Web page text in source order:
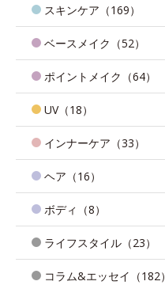
スキンケア（169）
ベースメイク（52）
ポイントメイク（64）
UV（18）
インナーケア（33）
ヘア（16）
ボディ（8）
ライフスタイル（23）
コラム&エッセイ（182）